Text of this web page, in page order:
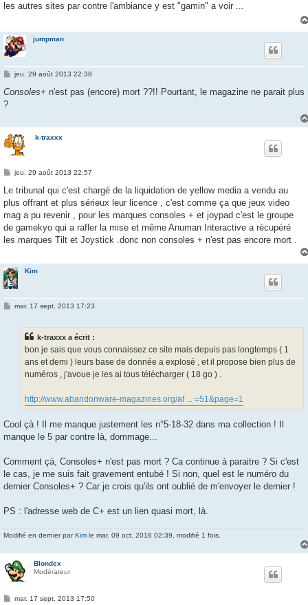
a
les autres sites par contre l'ambiance y est "gamin" a voir ...
jumpman
M
s
jeu. 29 août 2013 22:38
Consoles+ n'est pas (encore) mort ??!! Pourtant, le magazine ne parait plus
?
k-traxxx
M
s
a
g
jeu. 29 août 2013 22:57
Le tribunal qui c'est chargé de la liquidation de yellow media a vendu au
plus offrant et plus sérieux leur licence , c'est comme ça que jeux video
mag a pu revenir , pour les marques consoles + et joypad c'est le groupe
de gamekyo qui a rafler la mise et même Anuman Interactive a récupéré
les marques Tilt et Joystick .donc non consoles + n'est pas encore mort .
Kim
Mmar. 17 sept. 2013 17:23
k-traxxx a écrit :
bon je sais que vous connaissez ce site mais depuis pas longtemps ( 1
ans et demi ) leurs base de donnée a explosé , et il propose bien plus de
numéros , j'avoue je les ai tous télécharger ( 18 go ) .
http://www.abandonware-magazines.org/af ... =51&page=1
Cool çà ! Il me manque justement les n°5-18-32 dans ma collection ! Il
manque le 5 par contre là, dommage...
Comment çà, Consoles+ n'est pas mort ? Ca continue à paraitre ? Si c'est
le cas, je me suis fait gravement entubé ! Si non, quel est le numéro du
dernier Consoles+ ? Car je crois qu'ils ont oublié de m'envoyer le dernier !
PS : l'adresse web de C+ est un lien quasi mort, là.
Modifié en dernier parKim le mar. 09 oct. 2018 02:39, modifié 1 fois.
Blondex
Modérateur
Mmar. 17 sept. 2013 17:50